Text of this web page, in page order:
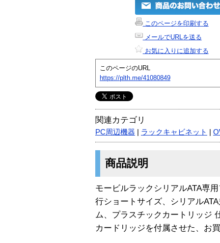
このページを印刷する
メールでURLを送る
お気に入りに追加する
このページのURL
https://plth.me/41080849
関連カテゴリ
PC周辺機器 ラックキャビネット
商品説明
モービルラックシリアルATA専
行ショートサイズ、シリアル
ム、プラスチックカートリッジ
カードリッジを付属させた、お